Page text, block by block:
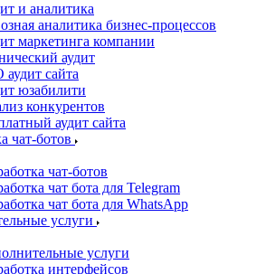
и аналитика
аналитика бизнес-процессов
маркетинга компании
аудит
аудит сайта
юзабилити
конкурентов
аудит сайта
чат-ботов
чат-ботов
чат бота для Telegram
чат бота для WhatsApp
услуги
услуги
интерфейсов